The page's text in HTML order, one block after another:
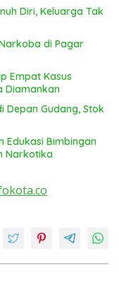
Diri, Keluarga Tak
di Pagar
Empat Kasus
Diamankan
Depan Gudang, Stok
Edukasi Bimbingan
Narkotika